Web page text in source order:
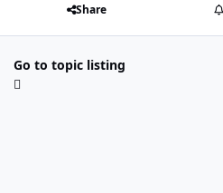
Share
Go to topic listing